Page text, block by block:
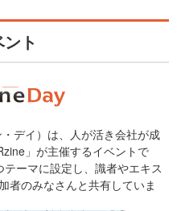
ト
デイ）は、人が活き会社が成
」が主催するイベントで
ーマに設定し、識者やエキス
者のみなさんと共有していま